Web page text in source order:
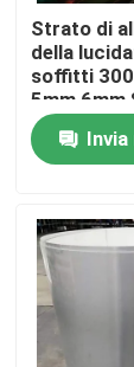
Tubo
Tubo
Tubo di
Piatto
Strato di
della
soffitti
5mm 6mm
densamente